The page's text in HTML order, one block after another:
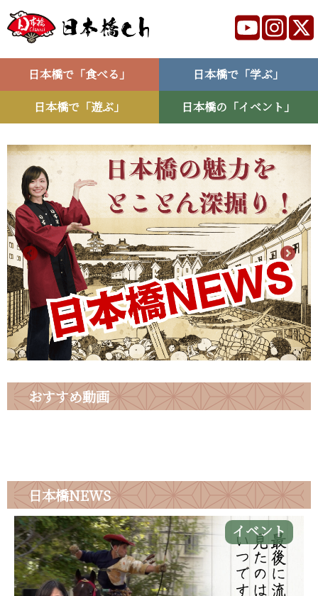
日本橋で「食べる」
日本橋で「学ぶ」
日本橋で「遊ぶ」
日本橋の「イベント」
おすすめ動画
日本橋NEWS
イベント